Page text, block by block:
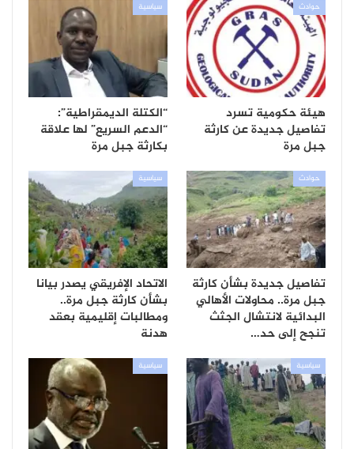
حوادث
هيئة حكومية تسرد
تفاصيل جديدة عن كارثة
جبل مرة
سياسية
“الكتلة الديمقراطية”:
“الدعم السريع” لها علاقة
بكارثة جبل مرة
حوادث
تفاصيل جديدة بشأن كارثة
جبل مرة.. محاولات الأهالي
البدائية لانتشال الجثث
تنجح إلى حد…
سياسية
الاتحاد الإفريقي يصدر بيانا
بشأن كارثة جبل مرة..
ومطالبات إقليمية بعقد
هدنة
سياسية سياسية